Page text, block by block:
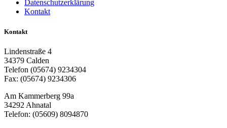
Datenschutzerklärung
Kontakt
Kontakt
Lindenstraße 4
34379 Calden
Telefon (05674) 9234304
Fax: (05674) 9234306
Am Kammerberg 99a
34292 Ahnatal
Telefon: (05609) 8094870